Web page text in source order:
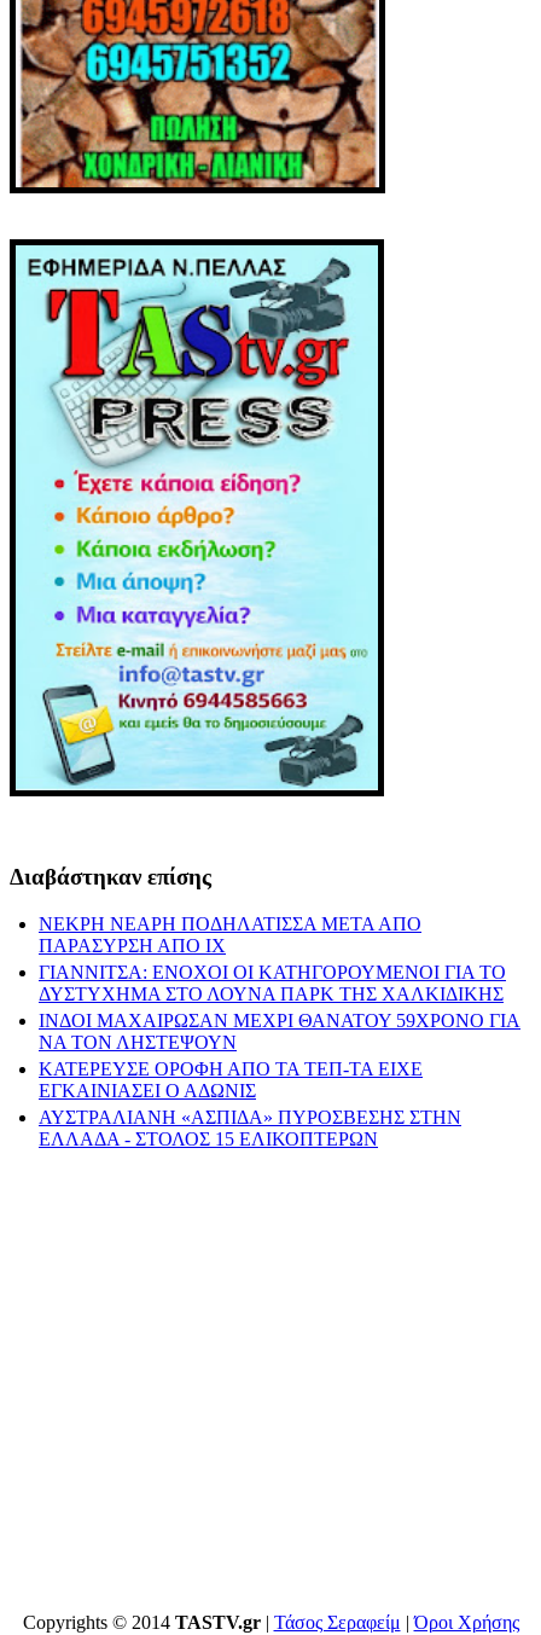
Διαβάστηκαν επίσης
ΝΕΚΡΗ ΝΕΑΡΗ ΠΟΔΗΛΑΤΙΣΣΑ ΜΕΤΑ ΑΠΟ
ΠΑΡΑΣΥΡΣΗ ΑΠΟ ΙΧ
ΓΙΑΝΝΙΤΣΑ: ΕΝΟΧΟΙ ΟΙ ΚΑΤΗΓΟΡΟΥΜΕΝΟΙ ΓΙΑ ΤΟ
ΔΥΣΤΥΧΗΜΑ ΣΤΟ ΛΟΥΝΑ ΠΑΡΚ ΤΗΣ ΧΑΛΚΙΔΙΚΗΣ
ΙΝΔΟΙ ΜΑΧΑΙΡΩΣΑΝ ΜΕΧΡΙ ΘΑΝΑΤΟΥ 59ΧΡΟΝΟ ΓΙΑ
ΝΑ ΤΟΝ ΛΗΣΤΕΨΟΥΝ
ΚΑΤΕΡΕΥΣΕ ΟΡΟΦΗ ΑΠΟ ΤΑ ΤΕΠ-ΤΑ ΕΙΧΕ
ΕΓΚΑΙΝΙΑΣΕΙ Ο ΑΔΩΝΙΣ
ΑΥΣΤΡΑΛΙΑΝΗ «ΑΣΠΙΔΑ» ΠΥΡΟΣΒΕΣΗΣ ΣΤΗΝ
ΕΛΛΑΔΑ - ΣΤΟΛΟΣ 15 ΕΛΙΚΟΠΤΕΡΩΝ
Copyrights © 2014 TASTV.gr| Τάσος Σεραφείμ |Όροι Χρήσης